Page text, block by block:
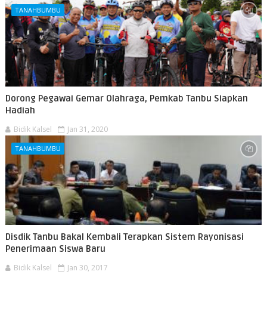
TANAHBUMBU
Dorong Pegawai Gemar Olahraga, Pemkab Tanbu Siapkan
Hadiah
Bidik Kalsel Jan 31, 2020
TANAHBUMBU
Disdik Tanbu Bakal Kembali Terapkan Sistem Rayonisasi
Penerimaan Siswa Baru
Bidik Kalsel Jan 30, 2017